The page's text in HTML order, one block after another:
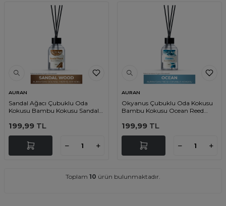
AURAN
Sandal Ağacı Çubuklu Oda
Kokusu Bambu Kokusu Sandal
199,99 TL
AURAN
Okyanus Çubuklu Oda Kokusu
Bambu Kokusu Ocean Reed
199,99 TL
Toplam 10 ürün bulunmaktadır.